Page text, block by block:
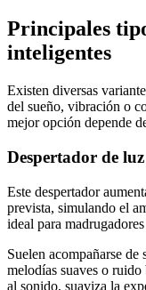
Principales
inteligentes
Existen diversas
del sueño, vibración o
mejor opción depende
Despertador de
Este despertador
prevista, simulando el
ideal para
Suelen acompañarse de
melodías suaves o
al sonido, suaviza la